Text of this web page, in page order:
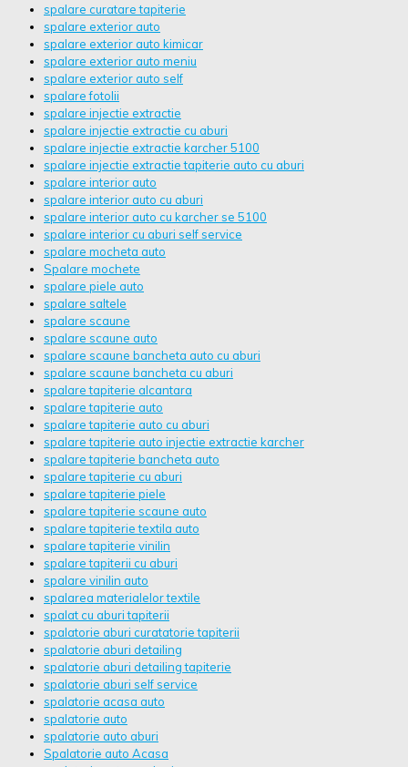
spalare curatare tapiterie
spalare exterior auto
spalare exterior auto kimicar
spalare exterior auto meniu
spalare exterior auto self
spalare fotolii
spalare injectie extractie
spalare injectie extractie cu aburi
spalare injectie extractie karcher 5100
spalare injectie extractie tapiterie auto cu aburi
spalare interior auto
spalare interior auto cu aburi
spalare interior auto cu karcher se 5100
spalare interior cu aburi self service
spalare mocheta auto
Spalare mochete
spalare piele auto
spalare saltele
spalare scaune
spalare scaune auto
spalare scaune bancheta auto cu aburi
spalare scaune bancheta cu aburi
spalare tapiterie alcantara
spalare tapiterie auto
spalare tapiterie auto cu aburi
spalare tapiterie auto injectie extractie karcher
spalare tapiterie bancheta auto
spalare tapiterie cu aburi
spalare tapiterie piele
spalare tapiterie scaune auto
spalare tapiterie textila auto
spalare tapiterie vinilin
spalare tapiterii cu aburi
spalare vinilin auto
spalarea materialelor textile
spalat cu aburi tapiterii
spalatorie aburi curatatorie tapiterii
spalatorie aburi detailing
spalatorie aburi detailing tapiterie
spalatorie aburi self service
spalatorie acasa auto
spalatorie auto
spalatorie auto aburi
Spalatorie auto Acasa